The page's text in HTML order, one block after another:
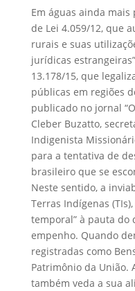
Em águas ainda
de Lei 4.059/12, que
rurais e suas
jurídicas
13.178/15, que
públicas em regiões
publicado no jornal
Cleber Buzatto,
Indigenista
para a tentativa de
brasileiro que se
Neste sentido, a
Terras Indígenas
temporal” à pauta do
empenho. Quando
registradas como
Patrimônio da União.
também veda a sua